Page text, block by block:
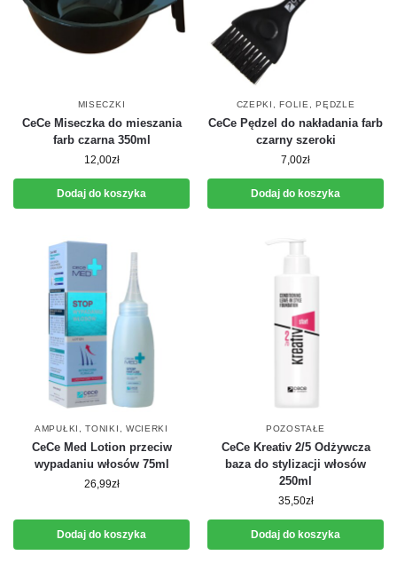
MISECZKI
CeCe Miseczka do mieszania
farb czarna 350ml
12,00zł
Dodaj do koszyka
CZEPKI, FOLIE, PĘDZLE
CeCe Pędzel do nakładania farb
czarny szeroki
7,00zł
Dodaj do koszyka
AMPUŁKI, TONIKI, WCIERKI
CeCe Med Lotion przeciw
wypadaniu włosów 75ml
26,99zł
Dodaj do koszyka
POZOSTAŁE
CeCe Kreativ 2/5 Odżywcza
baza do stylizacji włosów
250ml
35,50zł
Dodaj do koszyka